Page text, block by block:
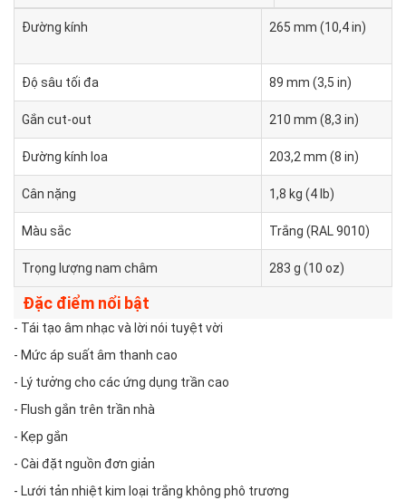
Đường kính 265 mm (10,4 in)
Độ sâu tối đa 89 mm (3,5 in)
Gắn cut-out 210 mm (8,3 in)
Đường kính loa 203,2 mm (8 in)
Cân nặng 1,8 kg (4 lb)
Màu sắc Trắng (RAL 9010)
Trọng lượng nam châm 283 g (10 oz)
Đặc điểm nổi bật
- Tái tạo âm nhạc và lời nói tuyệt vời
- Mức áp suất âm thanh cao
- Lý tưởng cho các ứng dụng trần cao
- Flush gắn trên trần nhà
- Kẹp gắn
- Cài đặt nguồn đơn giản
- Lưới tản nhiệt kim loại trắng không phô trương